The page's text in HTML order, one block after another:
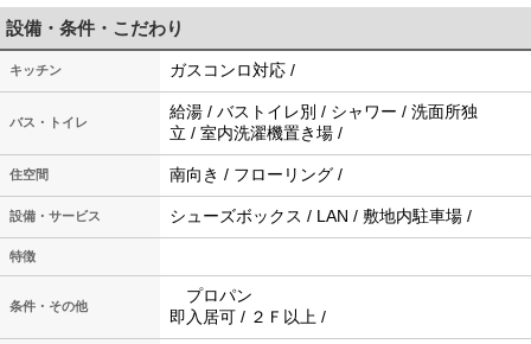
設備・条件・こだわり
キッチン ガスコンロ対応 /
バス・トイレ
給湯 / バストイレ別 / シャワー / 洗面所独
立 / 室内洗濯機置き場 /
住空間 南向き / フローリング /
設備・サービス シューズボックス / LAN / 敷地内駐車場 /
特徴
条件・その他
プロパン
即入居可 / ２Ｆ以上 /